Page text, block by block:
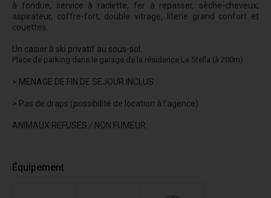
à fondue, service à raclette, fer à repasser, sèche-cheveux,
aspirateur, coffre-fort, double vitrage, literie grand confort et
couettes.
Un casier à ski privatif au sous-sol.
Place de parking dans le garage de la résidence Le Stella (à 200m)
> MENAGE DE FIN DE SEJOUR INCLUS
> Pas de draps (possibilité de location à l'agence)
ANIMAUX REFUSES / NON FUMEUR.
Équipement